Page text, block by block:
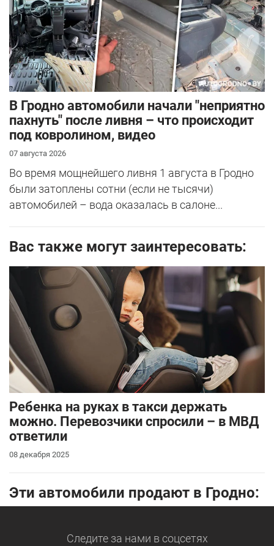
В Гродно автомобили начали "неприятно
пахнуть" после ливня – что происходит
под ковролином, видео
07 августа 2026
Во время мощнейшего ливня 1 августа в Гродно
были затоплены сотни (если не тысячи)
автомобилей – вода оказалась в салоне...
Вас также могут заинтересовать:
Ребенка на руках в такси держать
можно. Перевозчики спросили – в МВД
ответили
08 декабря 2025
Эти автомобили продают в Гродно:
Следите за нами в соцсетях